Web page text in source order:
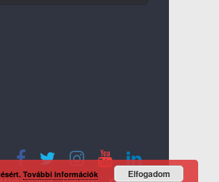
További információk Elfogadom